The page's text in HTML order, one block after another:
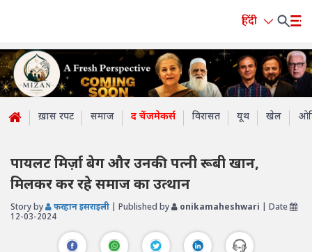
हिंदी
ख़ास रपट समाज द चेंजमेकर्स विरासत यूथ खेल
पायलट मिर्ज़ा बेग और उनकी पत्नी रूबी खान,
मिलकर कर रहे समाज का उत्थान
Story by फरहान इसराइली | Published by onikamaheshwari | Date
12-03-2024